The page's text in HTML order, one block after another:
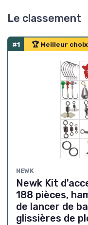
Le classement
#1 🏆 Meilleur choix
NEWK
Newk Kit
188 pièces,
de lancer de
glissières de